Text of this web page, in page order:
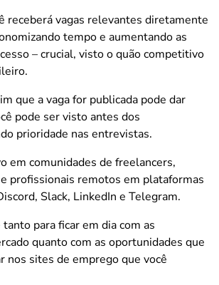
receberá vagas relevantes diretamente
tempo e aumentando as
– crucial, visto o quão competitivo
que a vaga for publicada pode dar
pode ser visto antes dos
prioridade nas entrevistas.
em comunidades de freelancers,
profissionais remotos em plataformas
Slack, LinkedIn e Telegram.
para ficar em dia com as
quanto com as oportunidades que
nos sites de emprego que você